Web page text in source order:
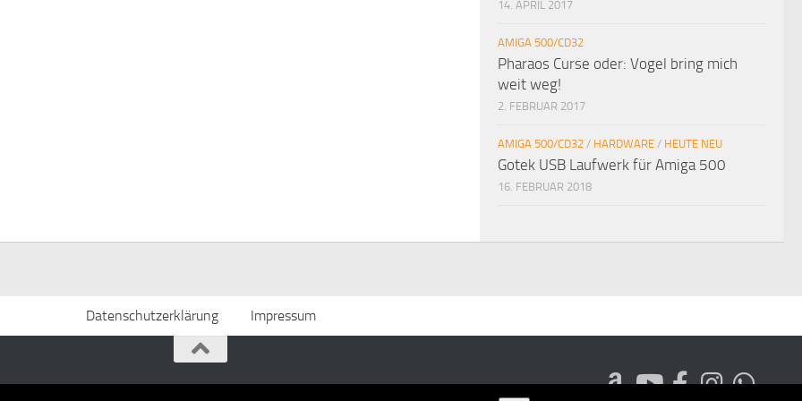
14. APRIL 2017
AMIGA 500/CD32
Pharaos Curse oder: Vogel bring mich
weit weg!
2. FEBRUAR 2017
AMIGA 500/CD32 / HARDWARE / HEUTE NEU
Gotek USB Laufwerk für Amiga 500
16. FEBRUAR 2018
Datenschutzerklärung Impressum